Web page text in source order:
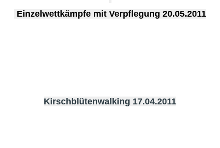
Einzelwettkämpfe mit Verpflegung 20.05.2011
Kirschblütenwalking 17.04.2011